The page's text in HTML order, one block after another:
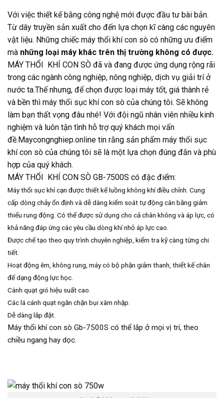
Với việc thiết kế bằng công nghệ mới được đầu tư bài bản.
Từ dây truyền sản xuất cho đến lựa chọn kĩ càng các nguyên
vật liệu. Những chiếc máy thổi khí con sò có những ưu điểm
mà những loại máy khác trên thị trường không có được.
MÁY THỔI KHÍ CON SÒ đã và đang được ứng dụng rộng rãi
trong các ngành công nghiệp, nông nghiệp, dịch vụ giải trí ở
nước ta.Thế nhưng, để chọn được loại máy tốt, giá thành rẻ
và bền thì máy thổi sục khí con sò của chúng tôi. Sẽ không
làm bạn thất vọng đâu nhé! Với đội ngũ nhân viên nhiều kinh
nghiệm và luôn tận tình hỗ trợ quý khách mọi vấn
đề.Maycongnghiep.online tin rằng sản phẩm máy thổi sục
khí con sò của chúng tôi sẽ là một lựa chọn đúng đắn và phù
hợp của quý khách.
MÁY THỔI KHÍ CON SÒ GB-7500S có đặc điểm:
Máy thổi sục khí cạn được thiết kế luồng không khí điều chỉnh. Cung
cấp dòng chảy ổn định và dễ dàng kiểm soát tự động cân bằng giảm
thiểu rung động. Có thể được sử dụng cho cả chân không và áp lực, có
khả năng đáp ứng các yêu cầu dòng khí nhỏ áp lực cao.
Được chế tạo theo quy trình chuyên nghiệp, kiểm tra kỹ càng từng chi
tiết.
Hoạt động êm, không rung, máy có bộ phận giảm thanh, thiết kế chân
đế dạng động lực học.
Cánh quạt gió hiệu suất cao.
Các lá cánh quạt ngăn chặn bụi xâm nhập.
Dễ dàng lắp đặt.
Máy thổi khí con sò Gb-7500S có thể lắp ở mọi vị trí, theo
chiều ngang hay dọc.